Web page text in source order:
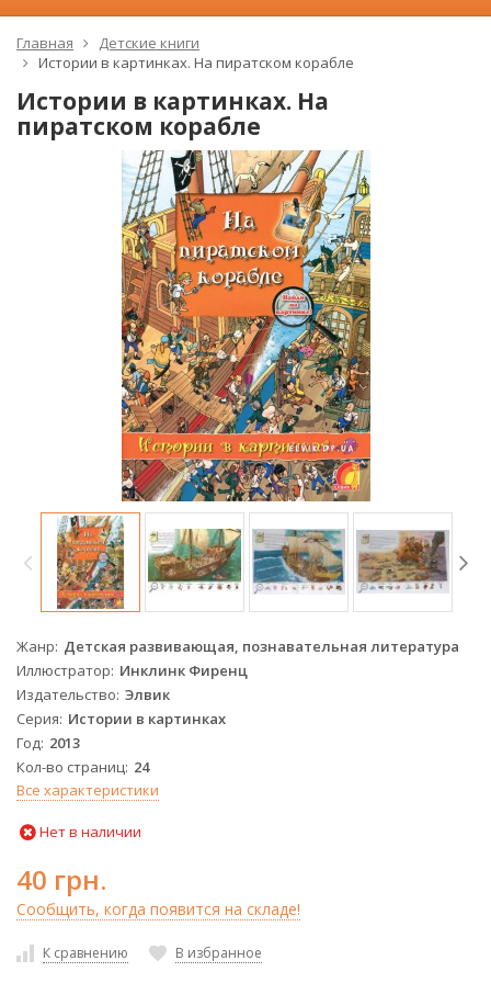
Главная
Детские книги
Истории в картинках. На пиратском корабле
Истории в картинках. На
пиратском корабле
Жанр Детская развивающая, познавательная литература
Иллюстратор Инклинк Фиренц
Издательство Элвик
Серия Истории в картинках
Год 2013
Кол-во страниц 24
Все характеристики
Нет в наличии
40 грн.
Сообщить, когда появится на складе!
К сравнению В избранное